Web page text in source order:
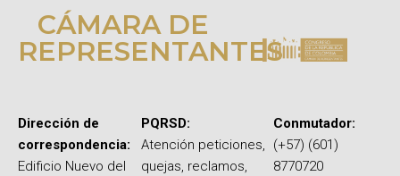
CÁMARA DE
REPRESENTANTES
Dirección de
correspondencia:
Edificio Nuevo del
PQRSD:
Atención peticiones,
quejas, reclamos,
Conmutador:
(+57) (601)
8770720